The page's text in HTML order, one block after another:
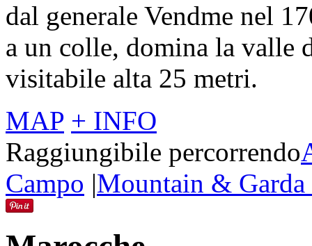
dal generale Vendme nel
a un colle, domina la valle
visitabile alta 25 metri.
MAP + INFO
Raggiungibile percorrendo
Campo |Mountain &